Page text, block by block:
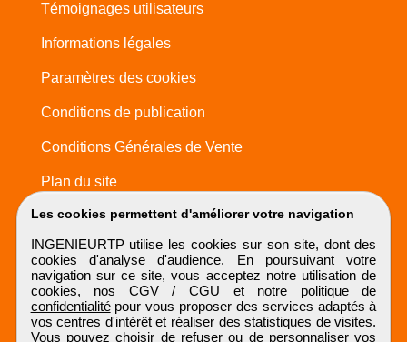
Les cookies permettent d'améliorer votre navigation
INGENIEURTP utilise les cookies sur son site, dont des
cookies d'analyse d'audience. En poursuivant votre
navigation sur ce site, vous acceptez notre utilisation de
cookies, nos CGV / CGU et notre politique de
confidentialitépour vous proposer des services adaptés à
vos centres d'intérêt et réaliser des statistiques de visites.
Vous pouvez choisir de refuser ou de personnaliser vos
Témoignages utilisateurs
Informations légales
Paramètres des cookies
Conditions de publication
Conditions Générales de Vente
Plan du site